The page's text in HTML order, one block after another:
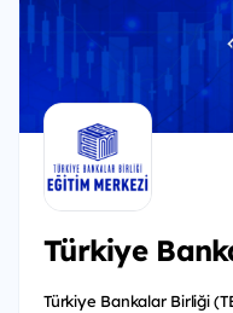
Türkiye
Türkiye Bankalar Birliği